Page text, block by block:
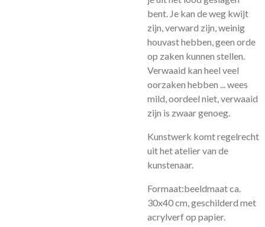
bent. Je kan de weg kwijt
zijn, verward zijn, weinig
houvast hebben, geen orde
op zaken kunnen stellen.
Verwaaid kan heel veel
oorzaken hebben ... wees
mild, oordeel niet, verwaaid
zijn is zwaar genoeg.
Kunstwerk komt regelrecht
uit het atelier van de
kunstenaar.
Formaat:beeldmaat ca.
30x40 cm, geschilderd met
acrylverf op papier.